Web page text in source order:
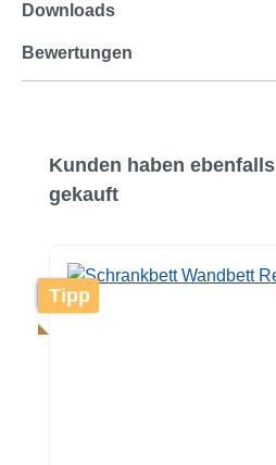
Downloads
Bewertungen
Produktgalerie überspringen
Kunden haben
gekauft
Tipp